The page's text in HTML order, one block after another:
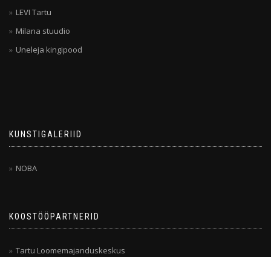
LEVI Tartu
Milana stuudio
Uneleja kingipood
KUNSTIGALERIID
NOBA
KOOSTÖÖPARTNERID
Tartu Loomemajanduskeskus